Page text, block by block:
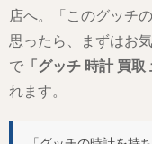
店へ。「このグッチ
思ったら、まずはお
で 「グッチ 時計 買取
れます。